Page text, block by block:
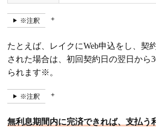
※注釈
たとえば、レイクにWeb申込をし、契
された場合は、初回契約日の翌日から
られます※。
※注釈
無利息期間内に完済できれば、支払う